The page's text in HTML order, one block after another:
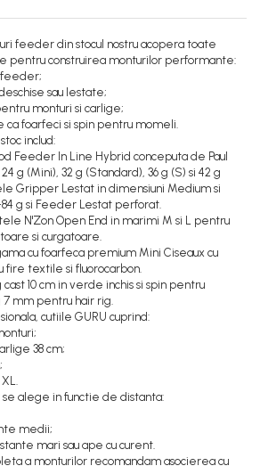
feeder din stocul nostru acopera toate
pentru construirea monturilor performante:
sau lestate;
monturi si carlige;
ca foarfeci si spin pentru momeli.
includ:
Feeder In Line Hybrid conceputa de Paul
g (Mini), 32 g (Standard), 36 g (S) si 42 g
Gripper Lestat in dimensiuni Medium si
g si Feeder Lestat perforat.
N'Zon Open End in marimi M si L pentru
si curgatoare.
cu foarfeca premium Mini Ciseaux cu
fire textile si fluorocarbon.
10 cm in verde inchis si spin pentru
mm pentru hair rig.
cutiile GURU cuprind:
38 cm;
alege in functie de distanta:
medii;
mari sau ape cu curent.
a monturilor recomandam asocierea cu